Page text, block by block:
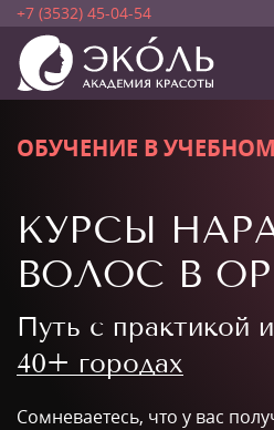
+7 (3532) 45-04-54
ОБУЧЕНИЕ В
КУРСЫ
ВОЛОС В
Путь с практикой
40+ городах
Сомневаетесь, что у вас